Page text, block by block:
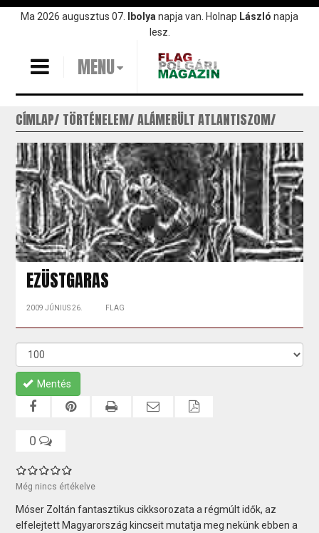
UgrásMa 2026 augusztus 07. Ibolya napja van. Holnap László napja
lesz.
MENU
CÍMLAP TÖRTÉNELEM ALÁMERÜLT ATLANTISZOM
EZÜSTGARAS
2009 JÚNIUS 26. FLAG
Mentés
0
Még nincs értékelve
Móser Zoltán fantasztikus cikksorozata a régmúlt idők, az
elfelejtett Magyarország kincseit mutatja meg nekünk ebben a